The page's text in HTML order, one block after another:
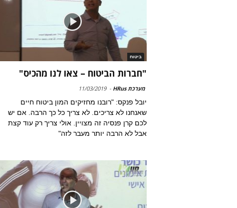
ביטוח
"חברות הביטוח – צאו לנו מהכיס"
מערכת HRus -
11/03/2019
יובל פנקס: "רובנו מחזיקים המון ביטוח חיים
שאנחנו לא צריכים. לא צריך כל כך הרבה. אם יש
לכם קרן פנסיה זה מצויין. אולי צריך רק עוד קצת
אבל לא הרבה יותר מעבר לזה"